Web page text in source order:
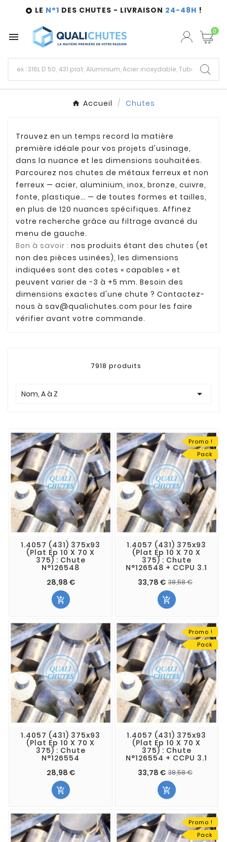
 LE N°1 DES CHUTES - LIVRAISON 24-48H !
 0
Accueil Chutes
Trouvez en un temps record la matière
première idéale pour vos projets d'usinage,
dans la nuance et les dimensions souhaitées.
Parcourez nos chutes de métaux ferreux et non
ferreux — acier, aluminium, inox, bronze, cuivre,
fonte, plastique… — de toutes formes et tailles,
en plus de 120 nuances spécifiques. Affinez
votre recherche grâce au filtrage avancé du
menu de gauche.
Bon à savoir : nos produits étant des chutes (et
non des pièces usinées), les dimensions
indiquées sont des cotes « capables » et
peuvent varier de −3 à +5 mm. Besoin des
dimensions exactes d'une chute ? Contactez-
nous à sav@qualichutes.com pour les faire
vérifier avant votre commande.
7918 produits
Nom, A à Z 
1.4057 (431) 375x93
(Plat Ep 10 X 70 X
375) : Chute
N°126548
28,98 €

Promo !
Pack
1.4057 (431) 375x93
(Plat Ep 10 X 70 X
375) : Chute
N°126548 + CCPU 3.1
33,78 € 38,58 €

1.4057 (431) 375x93
(Plat Ep 10 X 70 X
375) : Chute
N°126554
28,98 €

Promo !
Pack
1.4057 (431) 375x93
(Plat Ep 10 X 70 X
375) : Chute
N°126554 + CCPU 3.1
33,78 € 38,58 €

Promo !
Pack